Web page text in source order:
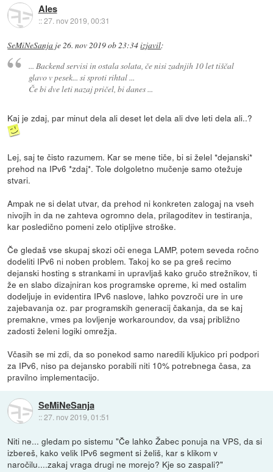
Ales
::27. nov 2019, 00:31
SeMiNeSanja je26. nov 2019 ob 23:34izjavil:
... Backend servisi in ostala solata, če nisi zadnjih 10 let tiščal
glavo v pesek... si sproti rihtal ...
Če bi dve leti nazaj pričel, bi danes ...
Kaj je zdaj, par minut dela ali deset let dela ali dve leti dela ali..?
Lej, saj te čisto razumem. Kar se mene tiče, bi si želel *dejanski*
prehod na IPv6 *zdaj*. Tole dolgoletno mučenje samo otežuje
stvari.
Ampak ne si delat utvar, da prehod ni konkreten zalogaj na vseh
nivojih in da ne zahteva ogromno dela, prilagoditev in testiranja,
kar posledično pomeni zelo otipljive stroške.
Če gledaš vse skupaj skozi oči enega LAMP, potem seveda ročno
dodeliti IPv6 ni noben problem. Takoj ko se pa greš recimo
dejanski hosting s strankami in upravljaš kako gručo strežnikov, ti
že en slabo dizajniran kos programske opreme, ki med ostalim
dodeljuje in evidentira IPv6 naslove, lahko povzroči ure in ure
zajebavanja oz. par programskih generacij čakanja, da se kaj
premakne, vmes pa lovljenje workaroundov, da vsaj približno
zadosti želeni logiki omrežja.
Včasih se mi zdi, da so ponekod samo naredili kljukico pri podpori
za IPv6, niso pa dejansko porabili niti 10% potrebnega časa, za
pravilno implementacijo.
SeMiNeSanja
::27. nov 2019, 01:51
Niti ne... gledam po sistemu "Če lahko Žabec ponuja na VPS, da si
izbereš, kako velik IPv6 segment si želiš, kar s klikom v
naročilu....zakaj vraga drugi ne morejo? Kje so zaspali?"